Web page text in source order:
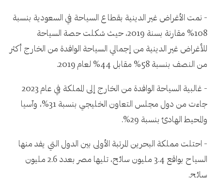
- نمت الأغراض غير الدينية بقطاع السياحة في السعودية بنسبة
108% مقارنة بسنة 2019، حيث شكلت حصة السياحة
للأغراض غير الدينية من إجمالي السياحة الوافدة من الخارج أكثر
من النصف بنسبة 58% مقابل 44% لعام 2019.
- غالبية السياحة الوافدة من الخارج إلى المملكة في عام 2023
جاءت من دول مجلس التعاون الخليجي بنسبة 31%، وآسيا
والمحيط الهادئ بنسبة 29%.
- احتلت مملكة البحرين المرتبة الأولى بين الدول التي يفد منها
السياح بواقع 3.4 مليون سائح، تليها مصر بعدد 2.6 مليون
سائح.